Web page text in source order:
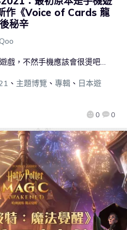
作《Voice of Cards 龍
秘辛
0 0
戲，不然手機應該會很燙吧…
、 主題博覽 、 專輯、 日本遊